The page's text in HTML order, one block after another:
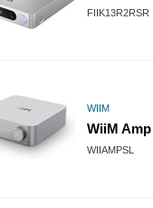
FIIK13R2RSR
WIIM
WiiM
WIIAMPSL